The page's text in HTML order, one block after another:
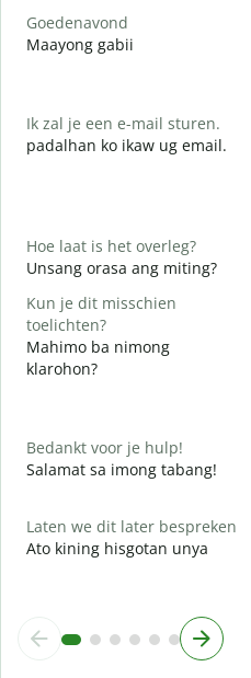
Goedenavond
Maayong gabii
Ik zal je een e-mail sturen.
padalhan ko ikaw ug email.
Hoe laat is het overleg?
Unsang orasa ang miting?
Kun je dit misschien
toelichten?
Mahimo ba nimong
klarohon?
Bedankt voor je hulp!
Salamat sa imong tabang!
Laten we dit later bespreken
Ato kining hisgotan unya